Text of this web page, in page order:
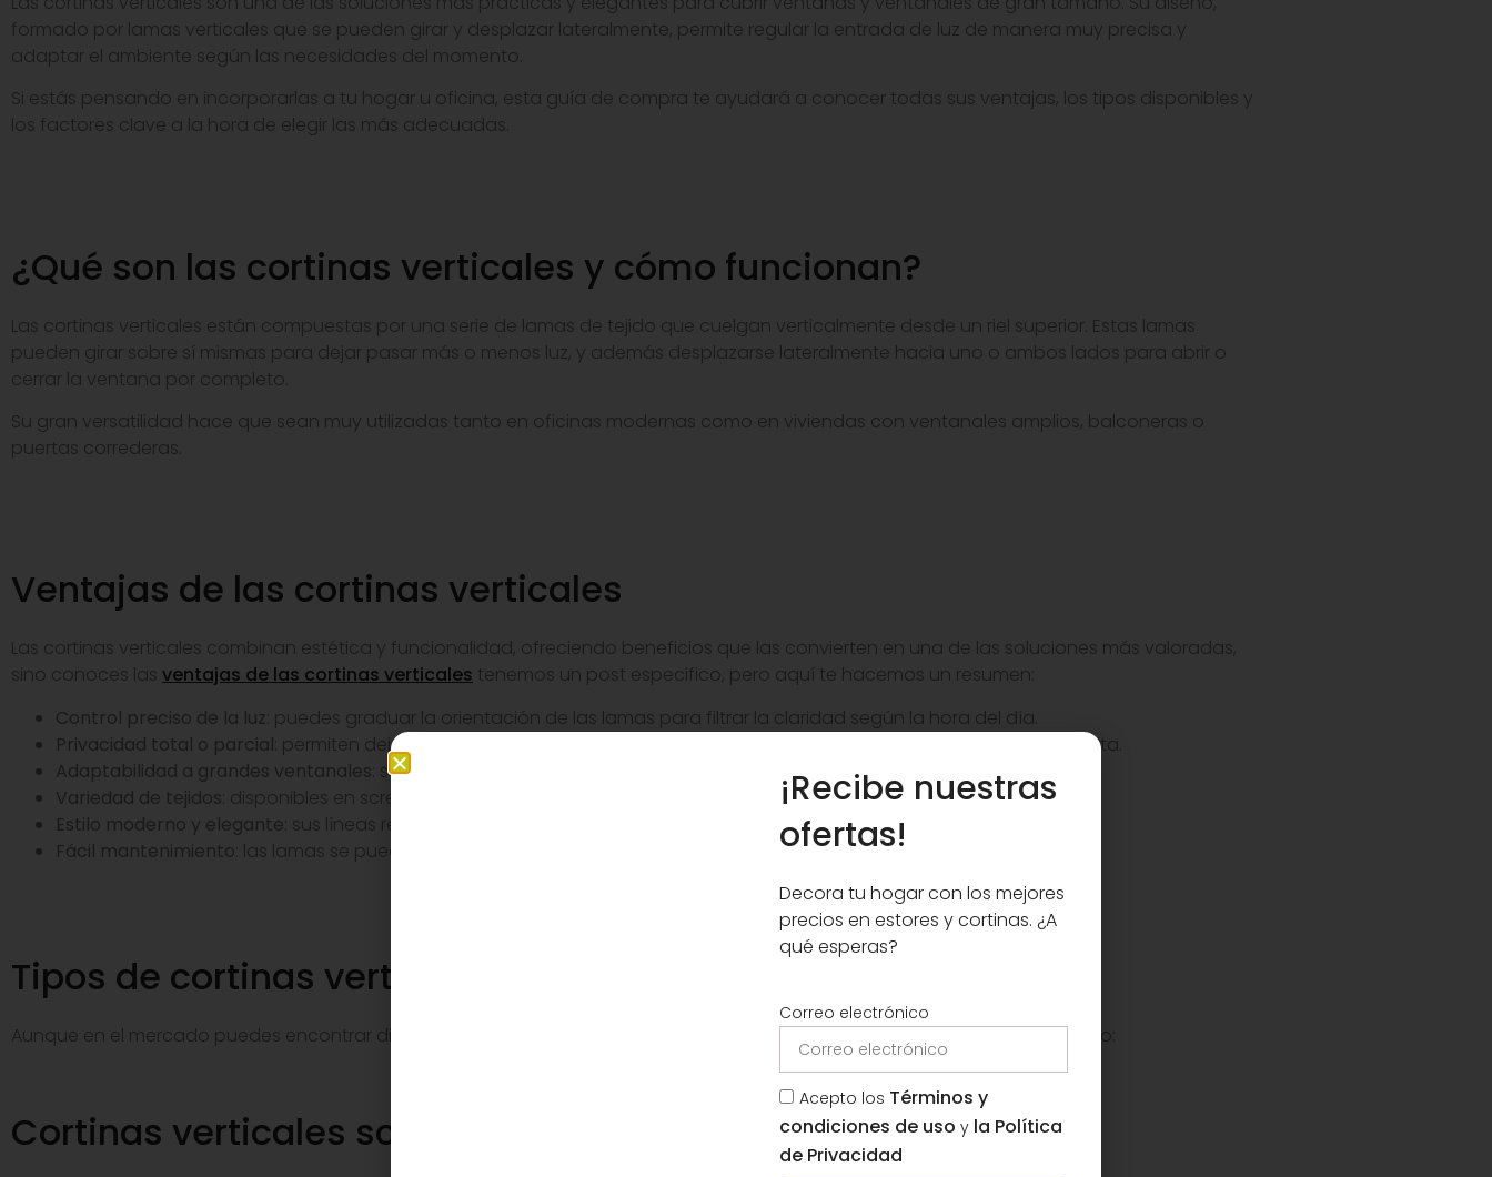
formado por lamas verticales que se pueden girar y desplazar lateralmente, permite regular la entrada de luz de manera muy precisa y
adaptar el ambiente según las necesidades del momento.
Si estás pensando en incorporarlas a tu hogar u oficina, esta guía de compra te ayudará a conocer todas sus ventajas, los tipos disponibles y
los factores clave a la hora de elegir las más adecuadas.
¿Qué son las cortinas verticales y cómo funcionan?
Las cortinas verticales están compuestas por una serie de lamas de tejido que cuelgan verticalmente desde un riel superior. Estas lamas
pueden girar sobre sí mismas para dejar pasar más o menos luz, y además desplazarse lateralmente hacia uno o ambos lados para abrir o
cerrar la ventana por completo.
Su gran versatilidad hace que sean muy utilizadas tanto en oficinas modernas como en viviendas con ventanales amplios, balconeras o
puertas correderas.
Ventajas de las cortinas verticales
Las cortinas verticales combinan estética y funcionalidad, ofreciendo beneficios que las convierten en una de las soluciones más valoradas,
sino conoces las ventajas de las cortinas verticales tenemos un post especifico, pero aquí te hacemos un resumen:
Control preciso de la luz : puedes graduar la orientación de las lamas para filtrar la claridad según la hora del día.
Privacidad total o parcial : permiten dejar pasar luz manteniendo la intimidad, o cerrarse por completo cuando se necesita.
Adaptabilidad a grandes ventanales : son ideales para cubrir superficies de suelo a techo o ventanales panorámicos.
Variedad de tejidos : disponibles en screen, opacos, traslúcidos o decorativos, para adaptarse a cada espacio.
Estilo moderno y elegante : sus líneas rectas encajan en decoraciones minimalistas, contemporáneas o profesionales.
Fácil mantenimiento : las lamas se pueden limpiar de manera individual, lo que facilita su cuidado.
Tipos de cortinas verticales según el tejido
Aunque en el mercado puedes encontrar diferentes , principalmente encontrarás 3 en el mercado:
Cortinas verticales screen
¡Recibe nuestras
ofertas!
Decora tu hogar con los mejores
precios en estores y cortinas. ¿A
qué esperas?
Correo electrónico
Acepto los Términos y
condiciones de uso y la Política
de Privacidad